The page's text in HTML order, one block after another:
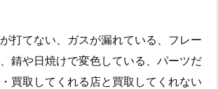
打てない、ガスが漏れている、フレー
錆や日焼けで変色している、パーツだ
買取してくれる店と買取してくれない